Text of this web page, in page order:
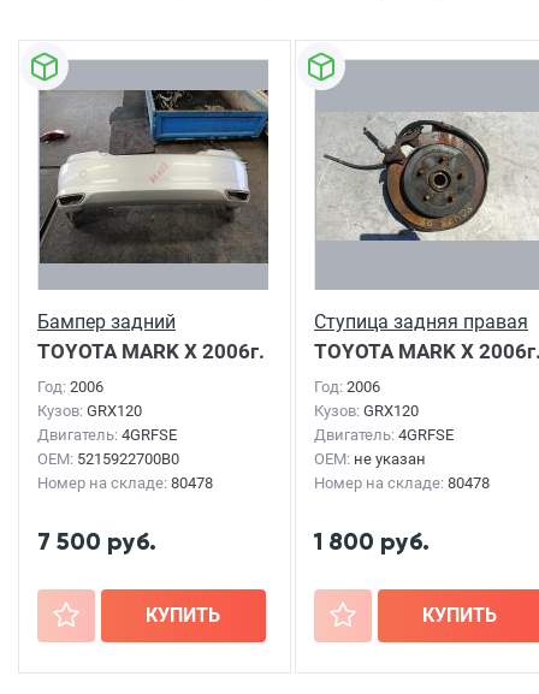
Бампер задний
TOYOTA MARK X 2006г.
Год: 2006
Кузов: GRX120
Двигатель: 4GRFSE
OEM: 5215922700B0
Номер на складе: 80478
7 500 руб.
+ КУПИТЬ
Ступица задняя правая
TOYOTA MARK X
Год: 2006
Кузов: GRX120
Двигатель: 4GRFSE
OEM: не указан
Номер на складе: 80478
1 800 руб.
+ КУПИТЬ